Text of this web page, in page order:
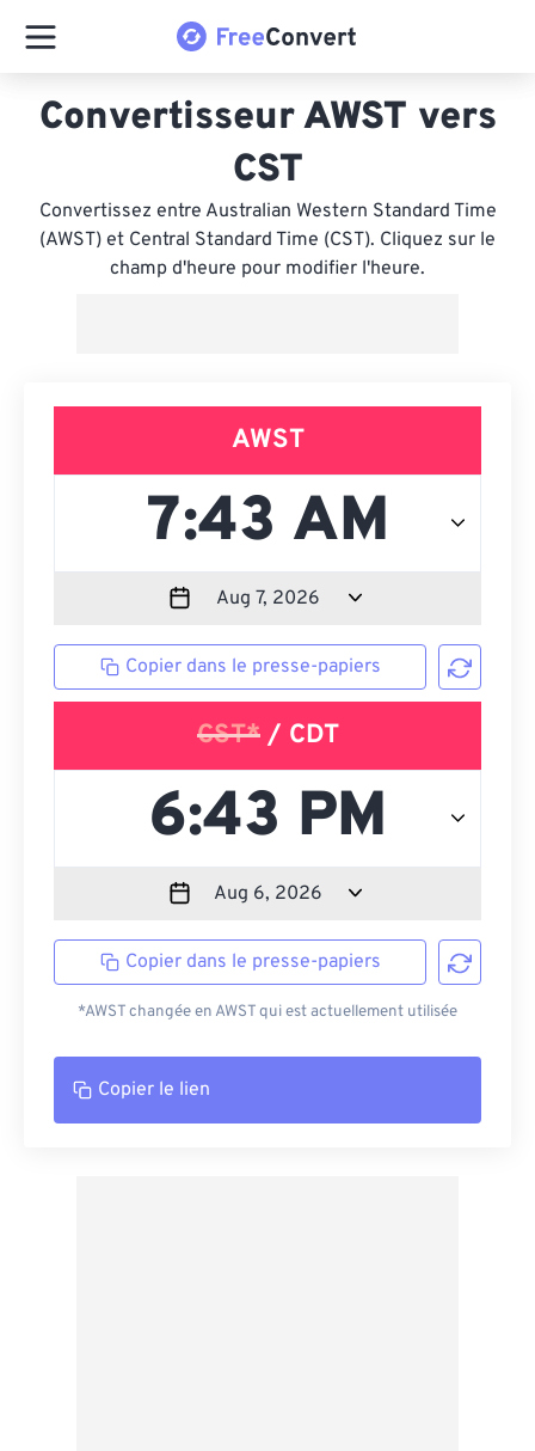
Convertisseur AWST vers
CST
Convertissez entre Australian Western Standard Time
(AWST) et Central Standard Time (CST). Cliquez sur le
champ d'heure pour modifier l'heure.
AWST
Copier dans le presse-papiers
CST*/ CDT
Copier dans le presse-papiers
*AWST changée en AWST qui est actuellement utilisée
Copier le lien